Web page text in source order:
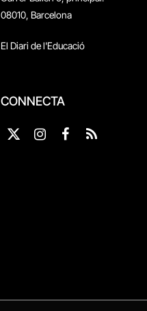
08010, Barcelona
El Diari de l'Educació
CONNECTA
X
Instagram
Facebook
RSS